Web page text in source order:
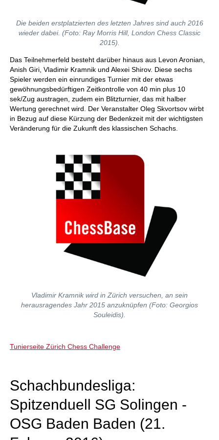
Die beiden erstplatzierten des letzten Jahres sind auch 2016
wieder dabei. (Foto: Ray Morris Hill, London Chess Classic
2015).
Das Teilnehmerfeld besteht darüber hinaus aus Levon Aronian,
Anish Giri, Vladimir Kramnik und Alexei Shirov. Diese sechs
Spieler werden ein einrundiges Turnier mit der etwas
gewöhnungsbedürftigen Zeitkontrolle von 40 min plus 10
sek/Zug austragen, zudem ein Blitzturnier, das mit halber
Wertung gerechnet wird. Der Veranstalter Oleg Skvortsov wirbt
in Bezug auf diese Kürzung der Bedenkzeit mit der wichtigsten
Veränderung für die Zukunft des klassischen Schachs.
Vladimir Kramnik wird in Zürich versuchen, an sein
herausragendes Jahr 2015 anzuknüpfen (Foto: Georgios
Souleidis).
Tunierseite Zürich Chess Challenge
Schachbundesliga:
Spitzenduell SG Solingen -
OSG Baden Baden (21.